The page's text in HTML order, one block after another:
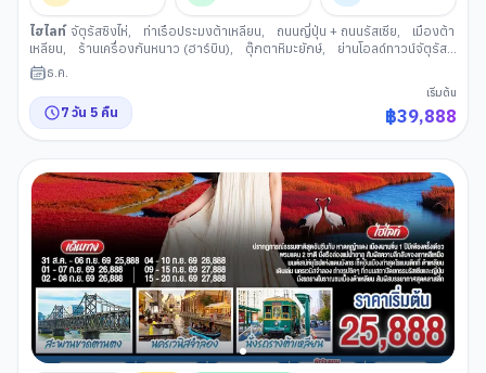
ไฮไลท์ จัตุรัสซิงไห่, ท่าเรือประมงต้าเหลียน, ถนนญี่ปุ่น + ถนนรัสเซีย,
เมืองต้า
เหลียน, ร้านเครื่องกันหนาว (ฮาร์บิน), ตุ๊กตาหิมะยักษ์,
ย่านโอลด์ทาวน์จัตุรัส
บาร็อค
นิทรรศการแกะสลักหิมะ ณ เกาะพระอาทิตย์
เมือง
ฮาร์บิน, สะพานเหล็กแม่น้าซงฮัวเจียง
นั่ง
รถไฟความเร็วสูงสู่เมืองต้าเหลียน
นั่งรถรางเมืองต้าเหลียน,
ธ.ค.
7 วัน 5 คืน
เริ่มต้น
฿39,888